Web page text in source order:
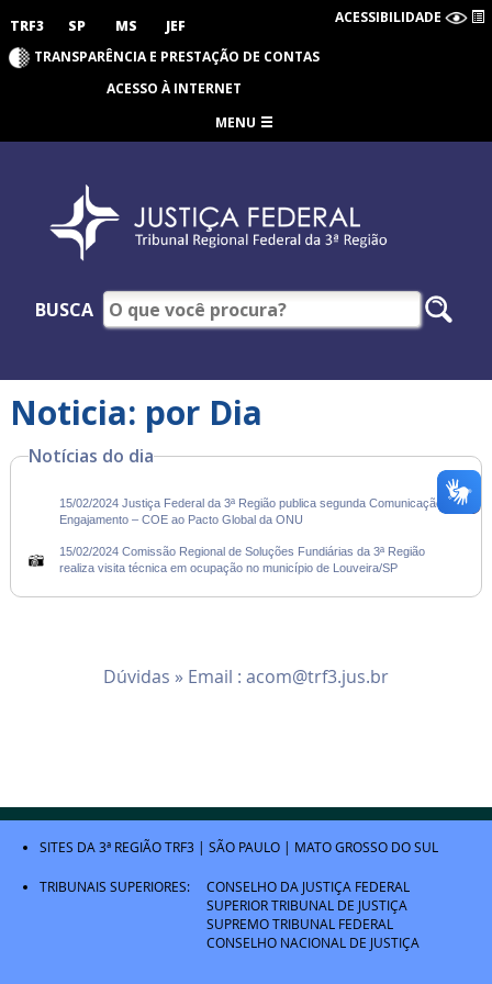
TRF3 SP MS JEF ACESSIBILIDADE
TRANSPARÊNCIA E PRESTAÇÃO DE CONTAS
ACESSO À INTERNET
MENU
BUSCA
Noticia: por Dia
Notícias do dia
15/02/2024 Justiça Federal da 3ª Região publica segunda Comunicação de
Engajamento – COE ao Pacto Global da ONU
15/02/2024 Comissão Regional de Soluções Fundiárias da 3ª Região
realiza visita técnica em ocupação no município de Louveira/SP
Dúvidas » Email : acom@trf3.jus.br
SITES DA 3ª REGIÃOTRF3 | SÃO PAULO | MATO GROSSO DO SUL
TRIBUNAIS SUPERIORES:
CONSELHO DA JUSTIÇA FEDERAL
SUPERIOR TRIBUNAL DE JUSTIÇA
SUPREMO TRIBUNAL FEDERAL
CONSELHO NACIONAL DE JUSTIÇA